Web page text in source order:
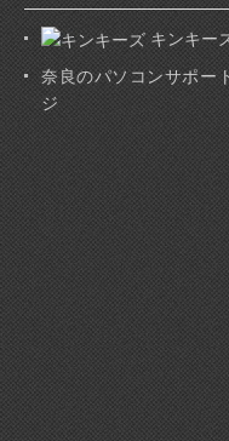
キンキー
奈良のパソコンサポー
ジ